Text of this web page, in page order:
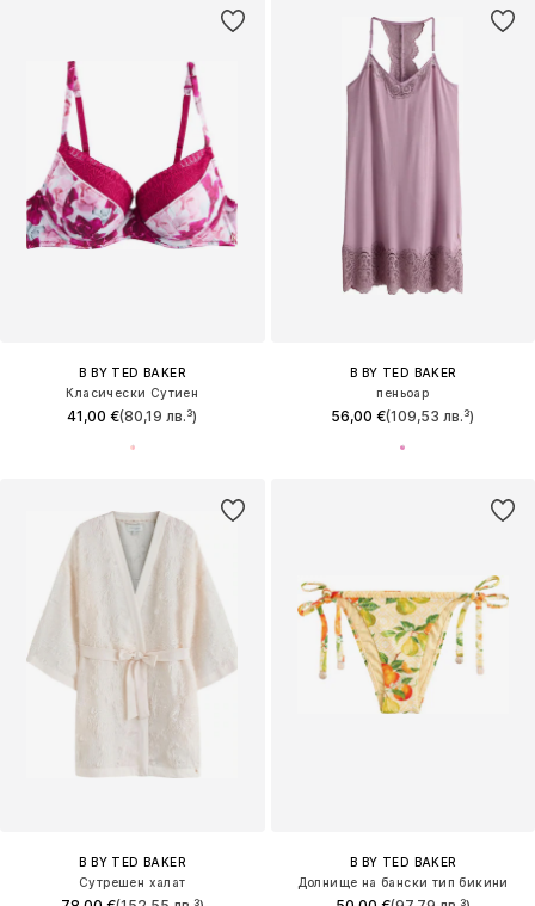
B BY TED BAKER
Класически Сутиен
41,00 €(80,19 лв.³)
B BY TED BAKER
пеньоар
56,00 €(109,53 лв.³)
B BY TED BAKER
Сутрешен халат
B BY TED BAKER
Долнище на бански тип бикини